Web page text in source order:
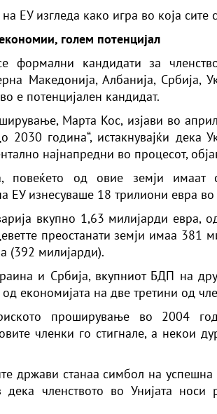
ЕУ изгледа како игра во која сите
голем потенцијал
формални кандидати за
Македонија, Албанија, Србија,
е потенцијален кандидат.
Марта Кос, изјави во
2030 година“, истакнувајќи дека
најнапредни во процесот,
повеќето од овие земји
ЕУ изнесуваше 18 трилиони евра
вкупно 1,63 милијарди евра,
преостанати земји имаа 381
(392 милијарди).
и Србија, вкупниот БДП на
економијата на две третини од
проширување во 2004
членки го стигнале, а некои
држави станаа симбол на успешна
дека членството во Унијата